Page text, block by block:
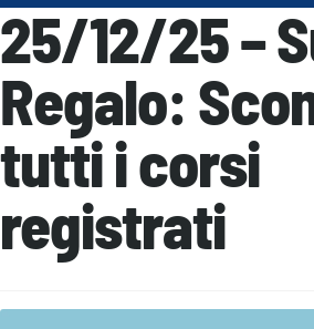
25/12/25 –
Regalo:
tutti i corsi
registrati